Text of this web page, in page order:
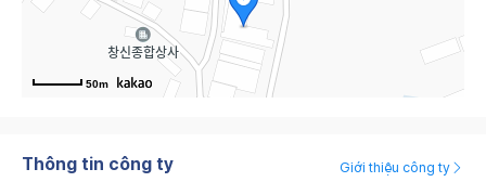
50m
Thông tin công ty Giới thiệu công ty